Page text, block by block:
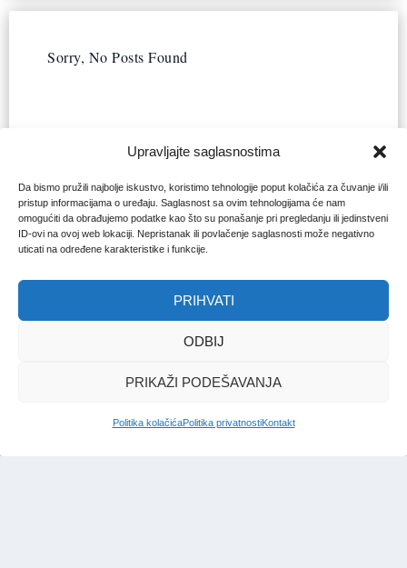
Upravljajte saglasnostima
Da bismo pružili najbolje iskustvo, koristimo tehnologije poput kolačića za čuvanje i/ili
pristup informacijama o uređaju. Saglasnost sa ovim tehnologijama će nam
omogućiti da obrađujemo podatke kao što su ponašanje pri pregledanju ili jedinstveni
ID-ovi na ovoj web lokaciji. Nepristanak ili povlačenje saglasnosti može negativno
uticati na određene karakteristike i funkcije.
PRIHVATI
ODBIJ
PRIKAŽI PODEŠAVANJA
Politika kolačićaPolitika privatnostiKontakt
Sorry, No Posts Found